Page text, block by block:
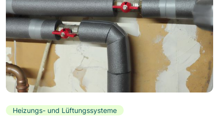
Heizungs- und Lüftungssysteme